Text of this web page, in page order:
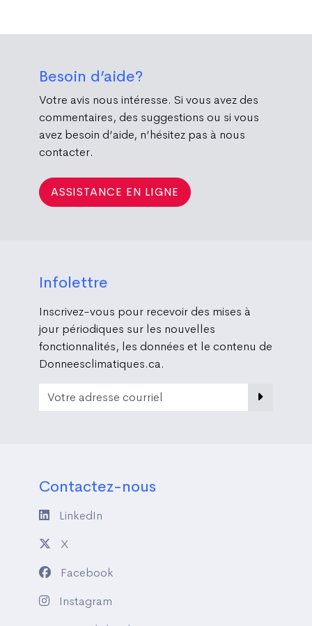
Besoin d’aide?
Votre avis nous intéresse. Si vous avez des
commentaires, des suggestions ou si vous
avez besoin d’aide, n’hésitez pas à nous
contacter.
ASSISTANCE EN LIGNE
Infolettre
Inscrivez-vous pour recevoir des mises à
jour périodiques sur les nouvelles
fonctionnalités, les données et le contenu de
Donneesclimatiques.ca.
Email Address
Contactez-nous
LinkedIn
X
Facebook
Instagram